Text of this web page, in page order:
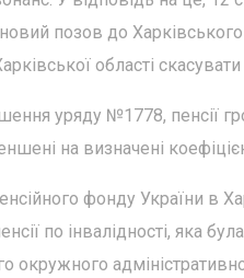
позов до
області
уряду №1778, пенсії
на визначені
фонду України в
по інвалідності, яка
окружного